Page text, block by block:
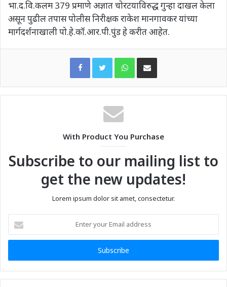
भा.द.वि.कलम 379 प्रमाणे अज्ञात चोरटयाविरुद्ध गुन्हा दाखल केला
असून पुढील तपास पोलीस निरीक्षक राकेश मानगावकर यांच्या
मार्गदर्शनाखाली पो.हे.कॉ.आर.पी.पुंड हे करीत आहेत.
WhatsAppShare via Email
With Product You Purchase
Subscribe to our mailing list to
get the new updates!
Lorem ipsum dolor sit amet, consectetur.
your
Email